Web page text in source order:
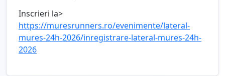
Inscrieri la>
https://muresrunners.ro/evenimente/lateral-
mures-24h-2026/inregistrare-lateral-mures-24h-
2026